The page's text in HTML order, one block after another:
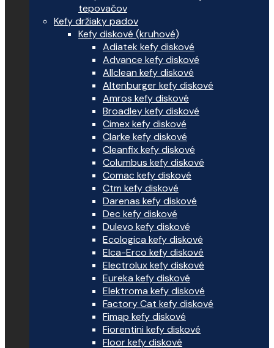
tepovačov
Kefy držiaky padov
Kefy diskové (kruhové)
Adiatek kefy diskové
Advance kefy diskové
Allclean kefy diskové
Altenburger kefy diskové
Amros kefy diskové
Broadley kefy diskové
Cimex kefy diskové
Clarke kefy diskové
Cleanfix kefy diskové
Columbus kefy diskové
Comac kefy diskové
Ctm kefy diskové
Darenas kefy diskové
Dec kefy diskové
Dulevo kefy diskové
Ecologica kefy diskové
Elca-Erco kefy diskové
Electrolux kefy diskové
Eureka kefy diskové
Elektroma kefy diskové
Factory Cat kefy diskové
Fimap kefy diskové
Fiorentini kefy diskové
Floor kefy diskové